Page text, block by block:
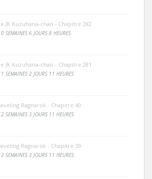
JK Kuzuhana-chan - Chapitre 282
SEMAINES 6 JOURS 8 HEURES
JK Kuzuhana-chan - Chapitre 281
SEMAINES 2 JOURS 11 HEURES
Ragnarok - Chapitre 40
SEMAINES 3 JOURS 11 HEURES
Ragnarok - Chapitre 39
SEMAINES 3 JOURS 11 HEURES